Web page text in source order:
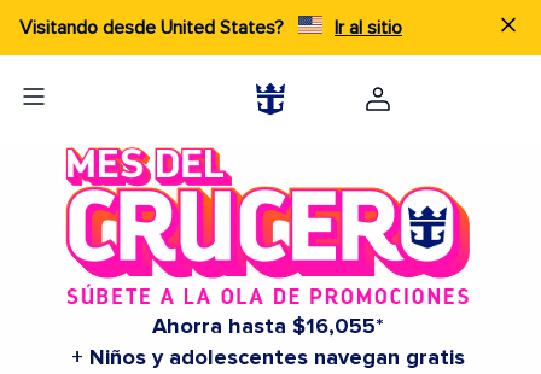
Visitando desde United States? Ir al sitio
Ahorra hasta $16,055*
+ Niños y adolescentes navegan gratis